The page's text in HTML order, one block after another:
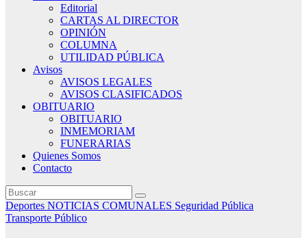
Editorial
CARTAS AL DIRECTOR
OPINIÓN
COLUMNA
UTILIDAD PÚBLICA
Avisos
AVISOS LEGALES
AVISOS CLASIFICADOS
OBITUARIO
OBITUARIO
INMEMORIAM
FUNERARIAS
Quienes Somos
Contacto
Deportes NOTICIAS COMUNALES Seguridad Pública
Transporte Público